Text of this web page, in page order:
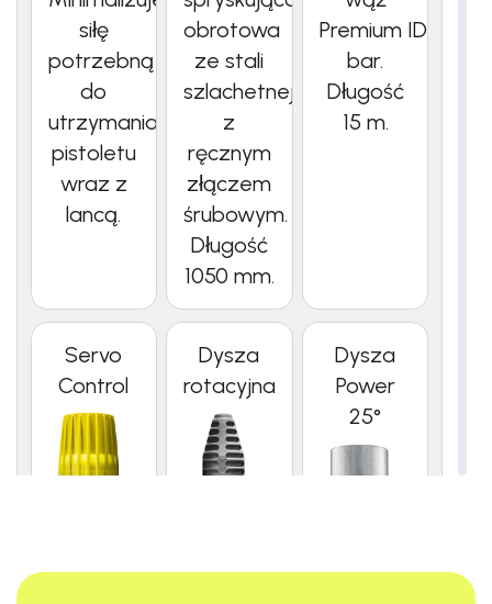
siłę
potrzebną
do
utrzymania
pistoletu
wraz z
lancą.
obrotowa
ze stali
szlachetnej
z
ręcznym
złączem
śrubowym.
Długość
1050 mm.
Premium ID10 250
bar.
Długość
15 m.
Servo
Control
regulacja
Dysza
rotacyjna
wydajność
Dysza
Power
25°
Dysza o